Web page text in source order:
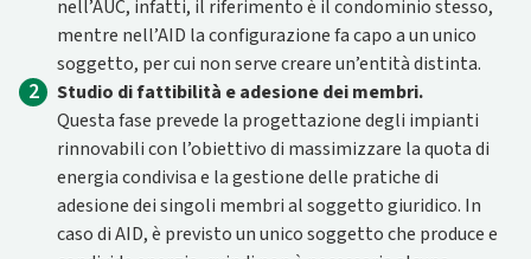
nell’AUC, infatti, il riferimento è il condominio stesso,
mentre nell’AID la configurazione fa capo a un unico
soggetto, per cui non serve creare un’entità distinta.
2
Studio di fattibilità e adesione dei membri.
Questa fase prevede la progettazione degli impianti
rinnovabili con l’obiettivo di massimizzare la quota di
energia condivisa e la gestione delle pratiche di
adesione dei singoli membri al soggetto giuridico. In
caso di AID, è previsto un unico soggetto che produce e